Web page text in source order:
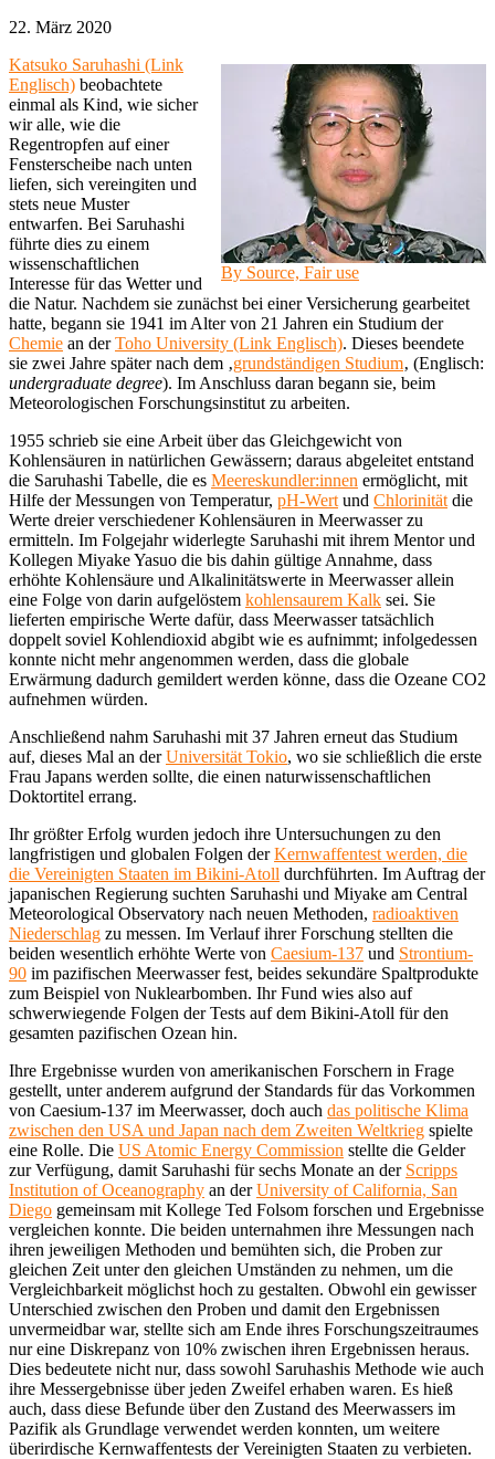
22. März 2020
By Source, Fair use
Katsuko Saruhashi (Link
Englisch) beobachtete
einmal als Kind, wie sicher
wir alle, wie die
Regentropfen auf einer
Fensterscheibe nach unten
liefen, sich vereingiten und
stets neue Muster
entwarfen. Bei Saruhashi
führte dies zu einem
wissenschaftlichen
Interesse für das Wetter und
die Natur. Nachdem sie zunächst bei einer Versicherung gearbeitet
hatte, begann sie 1941 im Alter von 21 Jahren ein Studium der
Chemie an derToho University (Link Englisch). Dieses beendete
sie zwei Jahre später nach dem ‚grundständigen Studium‚ (Englisch:
undergraduate degree). Im Anschluss daran begann sie, beim
Meteorologischen Forschungsinstitut zu arbeiten.
1955 schrieb sie eine Arbeit über das Gleichgewicht von
Kohlensäuren in natürlichen Gewässern; daraus abgeleitet entstand
die Saruhashi Tabelle, die es Meereskundler:innen ermöglicht, mit
Hilfe der Messungen von Temperatur, pH-Wert und Chlorinität die
Werte dreier verschiedener Kohlensäuren in Meerwasser zu
ermitteln. Im Folgejahr widerlegte Saruhashi mit ihrem Mentor und
Kollegen Miyake Yasuo die bis dahin gültige Annahme, dass
erhöhte Kohlensäure und Alkalinitätswerte in Meerwasser allein
eine Folge von darin aufgelöstem kohlensaurem Kalk sei. Sie
lieferten empirische Werte dafür, dass Meerwasser tatsächlich
doppelt soviel Kohlendioxid abgibt wie es aufnimmt; infolgedessen
konnte nicht mehr angenommen werden, dass die globale
Erwärmung dadurch gemildert werden könne, dass die Ozeane CO2
aufnehmen würden.
Anschließend nahm Saruhashi mit 37 Jahren erneut das Studium
auf, dieses Mal an derUniversität Tokio, wo sie schließlich die erste
Frau Japans werden sollte, die einen naturwissenschaftlichen
Doktortitel errang.
Ihr größter Erfolg wurden jedoch ihre Untersuchungen zu den
langfristigen und globalen Folgen derKernwaffentest werden, die
die Vereinigten Staaten im Bikini-Atoll durchführten. Im Auftrag der
japanischen Regierung suchten Saruhashi und Miyake am Central
Meteorological Observatory nach neuen Methoden, radioaktiven
Niederschlag zu messen. Im Verlauf ihrer Forschung stellten die
beiden wesentlich erhöhte Werte von Caesium-137 und Strontium-
90 im pazifischen Meerwasser fest, beides sekundäre Spaltprodukte
zum Beispiel von Nuklearbomben. Ihr Fund wies also auf
schwerwiegende Folgen der Tests auf dem Bikini-Atoll für den
gesamten pazifischen Ozean hin.
Ihre Ergebnisse wurden von amerikanischen Forschern in Frage
gestellt, unter anderem aufgrund der Standards für das Vorkommen
von Caesium-137 im Meerwasser, doch auch das politische Klima
zwischen den USA und Japan nach dem Zweiten Weltkrieg spielte
eine Rolle. Die US Atomic Energy Commission stellte die Gelder
zur Verfügung, damit Saruhashi für sechs Monate an der Scripps
Institution of Oceanography an derUniversity of California, San
Diego gemeinsam mit Kollege Ted Folsom forschen und Ergebnisse
vergleichen konnte. Die beiden unternahmen ihre Messungen nach
ihren jeweiligen Methoden und bemühten sich, die Proben zur
gleichen Zeit unter den gleichen Umständen zu nehmen, um die
Vergleichbarkeit möglichst hoch zu gestalten. Obwohl ein gewisser
Unterschied zwischen den Proben und damit den Ergebnissen
unvermeidbar war, stellte sich am Ende ihres Forschungszeitraumes
nur eine Diskrepanz von 10% zwischen ihren Ergebnissen heraus.
Dies bedeutete nicht nur, dass sowohl Saruhashis Methode wie auch
ihre Messergebnisse über jeden Zweifel erhaben waren. Es hieß
auch, dass diese Befunde über den Zustand des Meerwassers im
Pazifik als Grundlage verwendet werden konnten, um weitere
überirdische Kernwaffentests der Vereinigten Staaten zu verbieten.